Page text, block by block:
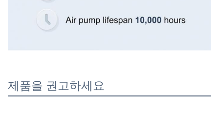
제품을 권고하세요